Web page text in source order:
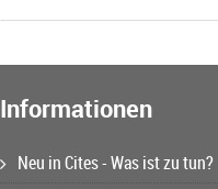
Informationen
Neu in Cites - Was ist zu tun?